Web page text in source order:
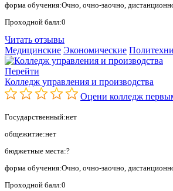
форма обучения:Очно, очно-заочно,
Проходной балл:0
Читать отзывы
Медицинские Экономические
Перейти
Колледж управления и производства
Оцени колледж
Государственный:нет
общежитие:нет
бюджетные места:?
форма обучения:Очно, очно-заочно,
Проходной балл:0